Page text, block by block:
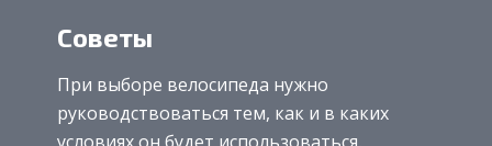
Советы
При выборе велосипеда нужно
руководствоваться тем, как и в каких